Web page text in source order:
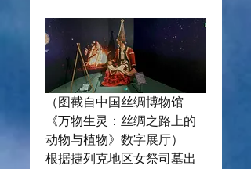
（图截自中国丝绸博物馆
《万物生灵：丝绸之路上的
动物与植物》数字展厅）
根据捷列克地区女祭司墓出